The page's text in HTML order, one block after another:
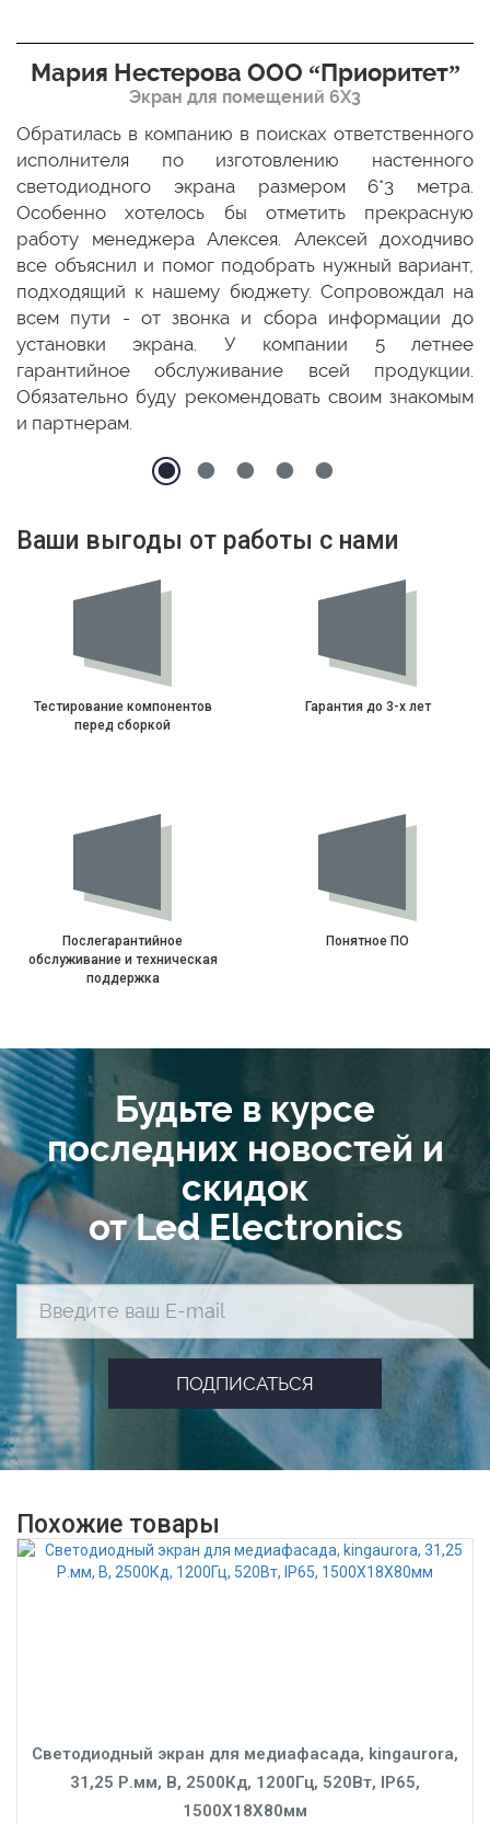
Мария Нестерова ООО “Приоритет”
Экран для помещений 6Х3
Обратилась в компанию в поисках ответственного
исполнителя по изготовлению настенного
светодиодного экрана размером 6*3 метра.
Особенно хотелось бы отметить прекрасную
работу менеджера Алексея. Алексей доходчиво
все объяснил и помог подобрать нужный вариант,
подходящий к нашему бюджету. Сопровождал на
всем пути - от звонка и сбора информации до
установки экрана. У компании 5 летнее
гарантийное обслуживание всей продукции.
Обязательно буду рекомендовать своим знакомым
и партнерам.
Ваши выгоды от работы с нами
Тестирование компонентов
перед сборкой
Гарантия до 3-х лет
Послегарантийное
обслуживание и техническая
поддержка
Понятное ПО
Будьте в курсе
последних новостей и
скидок
от Led Electronics
Похожие товары
Светодиодный экран для медиафасада, kingaurora,
31,25 Р.мм, B, 2500Кд, 1200Гц, 520Вт, IP65,
1500X18X80мм